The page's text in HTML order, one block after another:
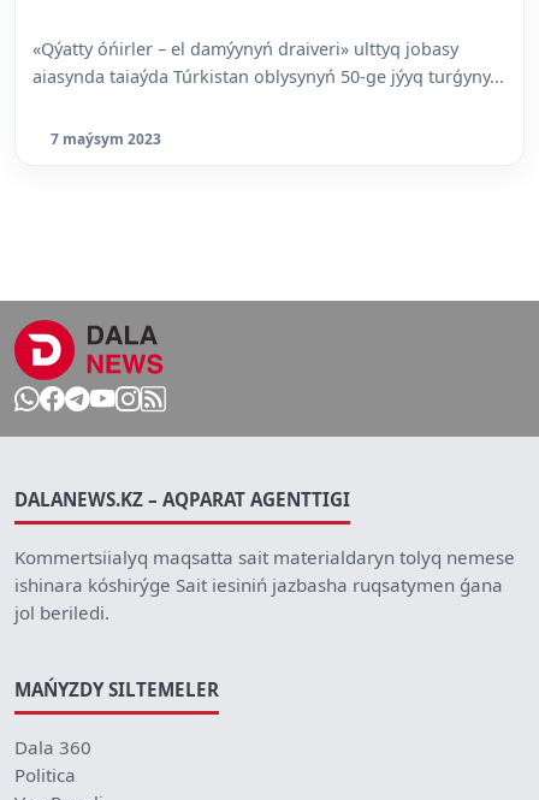
«Qýatty óńirler – el damýynyń draiveri» ulttyq jobasy
aiasynda taiaýda Túrkistan oblysynyń 50-ge jýyq turǵyny...
7 maýsym 2023
DALANEWS.KZ – AQPARAT AGENTTIGI
Kommertsiialyq maqsatta sait materialdaryn tolyq nemese
ishinara kóshirýge Sait iesiniń jazbasha ruqsatymen ǵana
jol beriledi.
MAŃYZDY SILTEMELER
Dala 360
Politica